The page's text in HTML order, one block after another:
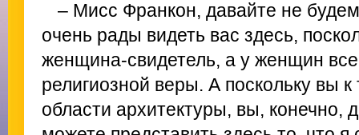
– Мисс Франкон, давайте не
очень рады видеть вас здесь,
женщина-свидетель, а у женщин
религиозной веры. А поскольку вы
области архитектуры, вы, конечно,